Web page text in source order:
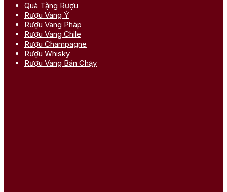
Quà Tặng Rượu
Rượu Vang Ý
Rượu Vang Pháp
Rượu Vang Chile
Rượu Champagne
Rượu Whisky
Rượu Vang Bán Chạy